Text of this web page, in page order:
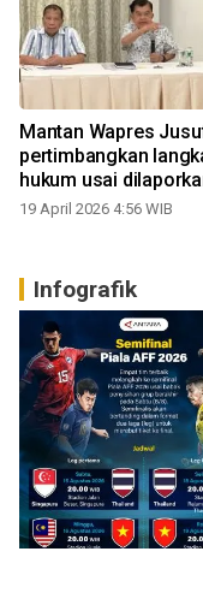
Mantan Wapres
pertimbangkan
hukum usai
polisi
19 April 2026 4:56 WIB
Infografik